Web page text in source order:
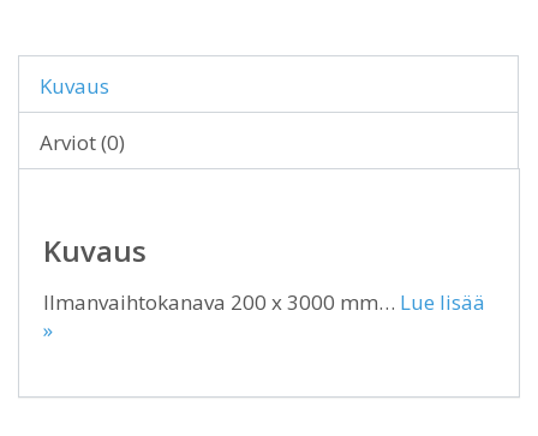
Kuvaus
Arviot (0)
Kuvaus
Ilmanvaihtokanava 200 x 3000 mm… Lue lisää
»